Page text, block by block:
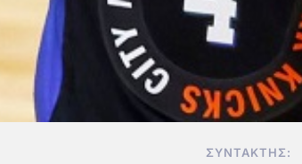
ΣΥΝΤΆΚΤΗΣ: